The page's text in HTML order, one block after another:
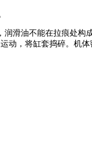
滑油不能在拉痕处构
动，将缸套捣碎。机体